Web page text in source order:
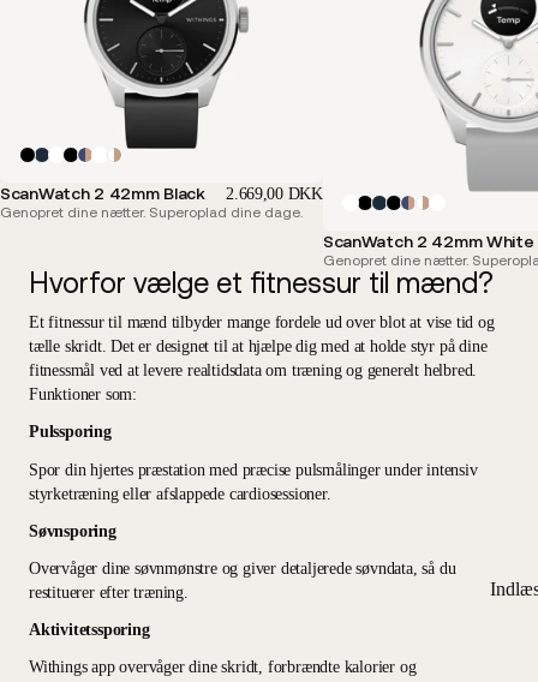
ScanWatch 2 42mm Black 2.669,00 DKK
Genopret dine nætter. Superoplad dine dage.
ScanWatch 2 42mm White
Genopret dine nætter.
Hvorfor vælge et fitnessur til mænd?
Et fitnessur til mænd tilbyder mange fordele ud over blot at vise tid og
tælle skridt. Det er designet til at hjælpe dig med at holde styr på dine
fitnessmål ved at levere realtidsdata om træning og generelt helbred.
Funktioner som:
Pulssporing
Spor din hjertes præstation med præcise pulsmålinger under intensiv
styrketræning eller afslappede cardiosessioner.
Søvnsporing
Overvåger dine søvnmønstre og giver detaljerede søvndata, så du
restituerer efter træning.
Aktivitetssporing
Withings app overvåger dine skridt, forbrændte kalorier og